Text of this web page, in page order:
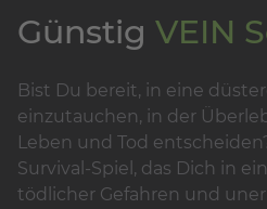
Günstig VEIN
Bist Du bereit, in eine
einzutauchen, in der
Leben und Tod
Survival-Spiel, das Dich in
tödlicher Gefahren und